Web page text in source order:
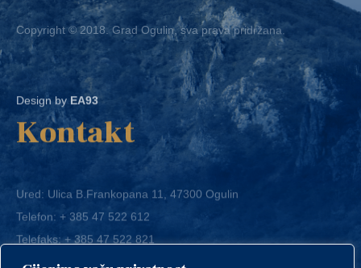
Copyright © 2018. Grad Ogulin, sva prava pridržana.
EA93
Kontakt
Ured: Ulica B.Frankopana 11, 47300 Ogulin
Telefon:+ 385 47 522 612
Telefaks:+ 385 47 522 821
E-mail:grad-ogulin@ogulin.hr